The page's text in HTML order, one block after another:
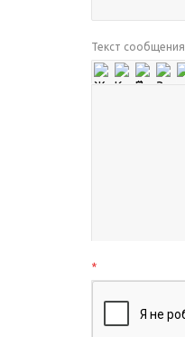
Текст сообщения
*